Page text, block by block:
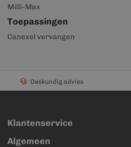
Milli-Max
Toepassingen
Canexel vervangen
Klantenservice
Algemeen